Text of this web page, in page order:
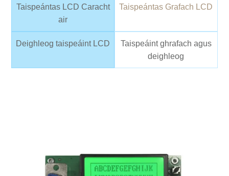
Taispeántas LCD Caracht
air
Taispeántas Grafach LCD
Deighleog taispeáint LCD
Taispeáint ghrafach agus
deighleog